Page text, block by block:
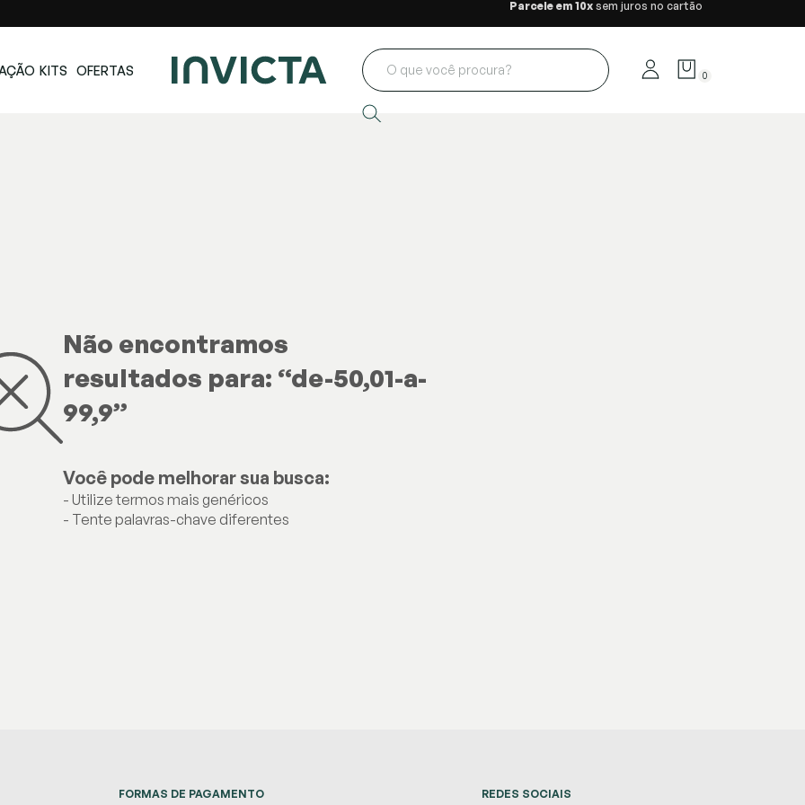
Parcele em 10x sem juros no cartão
KITS OFERTAS 0
Não encontramos
resultados para: “de-50,01-a-
99,9”
Você pode melhorar sua busca:
- Utilize termos mais genéricos
- Tente palavras-chave diferentes
FORMAS DE PAGAMENTO REDES SOCIAIS